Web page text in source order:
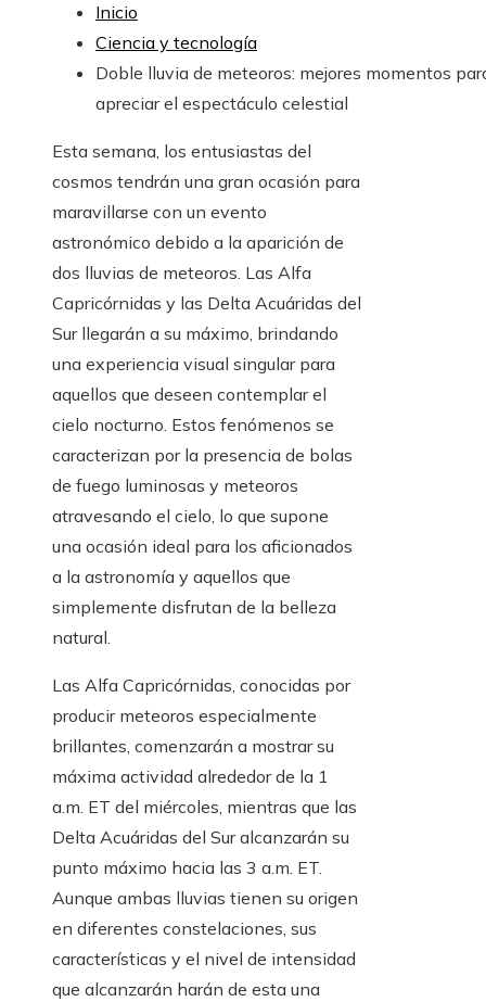
Inicio
Ciencia y tecnología
Doble lluvia de meteoros: mejores momentos
apreciar el espectáculo celestial
Esta semana, los entusiastas del
cosmos tendrán una gran ocasión para
maravillarse con un evento
astronómico debido a la aparición de
dos lluvias de meteoros. Las Alfa
Capricórnidas y las Delta Acuáridas del
Sur llegarán a su máximo, brindando
una experiencia visual singular para
aquellos que deseen contemplar el
cielo nocturno. Estos fenómenos se
caracterizan por la presencia de bolas
de fuego luminosas y meteoros
atravesando el cielo, lo que supone
una ocasión ideal para los aficionados
a la astronomía y aquellos que
simplemente disfrutan de la belleza
natural.
Las Alfa Capricórnidas, conocidas por
producir meteoros especialmente
brillantes, comenzarán a mostrar su
máxima actividad alrededor de la 1
a.m. ET del miércoles, mientras que las
Delta Acuáridas del Sur alcanzarán su
punto máximo hacia las 3 a.m. ET.
Aunque ambas lluvias tienen su origen
en diferentes constelaciones, sus
características y el nivel de intensidad
que alcanzarán harán de esta una